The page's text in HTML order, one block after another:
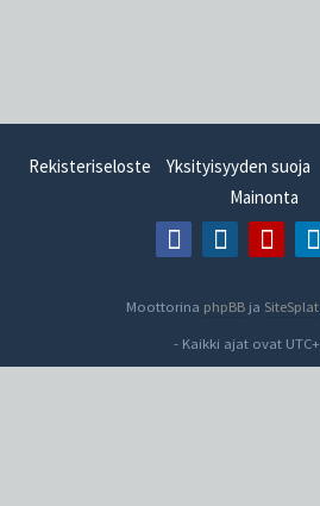
Rekisteriseloste Yksityisyyden suoja
Mainonta
Moottorina phpBB ja SiteSplat
- Kaikki ajat ovat